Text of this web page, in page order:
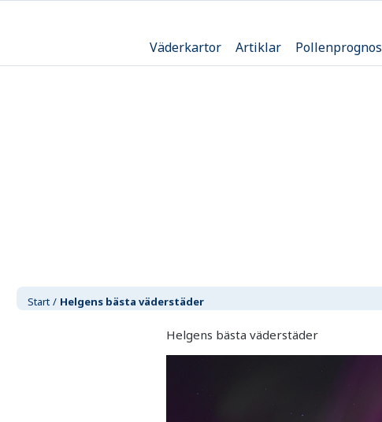
Väderkartor Artiklar Pollenprognos
Start Helgens bästa väderstäder
Helgens bästa väderstäder